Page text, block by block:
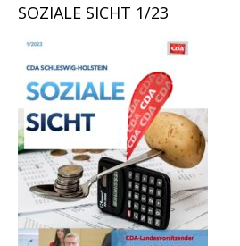
SOZIALE SICHT 1/23